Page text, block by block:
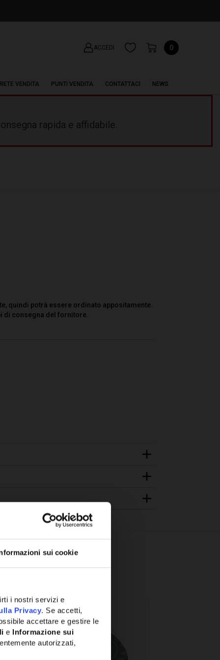
sui cookie
i nostri servizi e
Privacy. Se accetti,
accettare e gestire le
e Informazione sui
autorizzati,
ACCEDI 0
RETE VENDITA PUNTI VENDITA CONTATTACI NEWS
rapida e affidabile.
quindi potrà essere ordinato appositamente.
di consegna del fornitore.